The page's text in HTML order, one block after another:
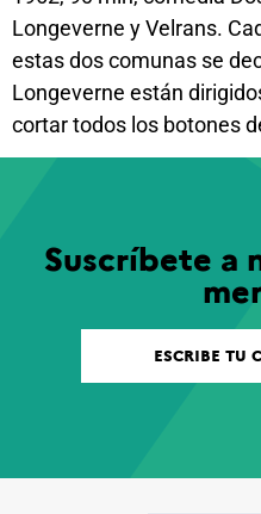
Longeverne y Velrans.
estas dos comunas se
Longeverne están
cortar todos los botones
Suscríbete a